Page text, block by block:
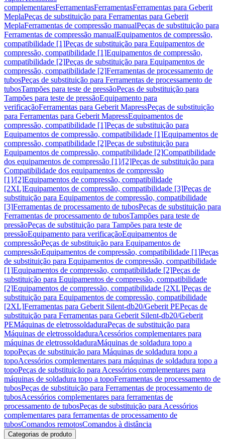
complementaresFerramentasFerramentasFerramentas para Geberit
MeplaPeças de substituição para Ferramentas para Geberit
MeplaFerramentas de compressão manualPeças de substituição para
Ferramentas de compressão manualEquipamentos de compressão,
compatibilidade [1]Peças de substituição para Equipamentos de
compressão, compatibilidade [1]Equipamentos de compressão,
compatibilidade [2]Peças de substituição para Equipamentos de
compressão, compatibilidade [2]Ferramentas de processamento de
tubosPeças de substituição para Ferramentas de processamento de
tubosTampões para teste de pressãoPeças de substituição para
Tampões para teste de pressãoEquipamento para
verificaçãoFerramentas para Geberit MapressPeças de substituição
para Ferramentas para Geberit MapressEquipamentos de
compressão, compatibilidade [1]Peças de substituição para
Equipamentos de compressão, compatibilidade [1]Equipamentos de
compressão, compatibilidade [2]Peças de substituição para
Equipamentos de compressão, compatibilidade [2]Compatibilidade
dos equipamentos de compressão [1]/[2]Peças de substituição para
Compatibilidade dos equipamentos de compressão
[1]/[2]Equipamentos de compressão, compatibilidade
[2XL]Equipamentos de compressão, compatibilidade [3]Peças de
substituição para Equipamentos de compressão, compatibilidade
[3]Ferramentas de processamento de tubosPeças de substituição para
Ferramentas de processamento de tubosTampões para teste de
pressãoPeças de substituição para Tampões para teste de
pressãoEquipamento para verificaçãoEquipamentos de
compressãoPeças de substituição para Equipamentos de
compressãoEquipamentos de compressão, compatibilidade [1]Peças
de substituição para Equipamentos de compressão, compatibilidade
[1]Equipamentos de compressão, compatibilidade [2]Peças de
substituição para Equipamentos de compressão, compatibilidade
[2]Equipamentos de compressão, compatibilidade [2XL]Peças de
substituição para Equipamentos de compressão, compatibilidade
[2XL]Ferramentas para Geberit Silent-db20/Geberit PEPeças de
substituição para Ferramentas para Geberit Silent-db20/Geberit
PEMáquinas de eletrossoldaduraPeças de substituição para
Máquinas de eletrossoldaduraAcessórios complementares para
máquinas de eletrossoldaduraMáquinas de soldadura topo a
topoPeças de substituição para Máquinas de soldadura topo a
topoAcessórios complementares para máquinas de soldadura topo a
topoPeças de substituição para Acessórios complementares para
máquinas de soldadura topo a topoFerramentas de processamento de
tubosPeças de substituição para Ferramentas de processamento de
tubosAcessórios complementares para ferramentas de
processamento de tubosPeças de substituição para Acessórios
complementares para ferramentas de processamento de
tubosComandos remotosComandos à distância
Categorias de produto